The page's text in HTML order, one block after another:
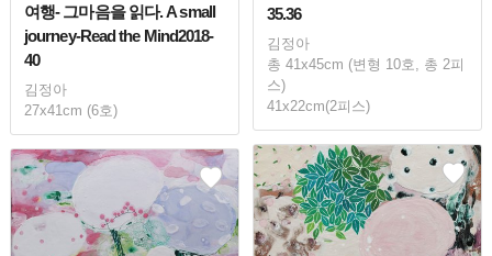
35.36
김정아
총 41x45cm (변형 10호, 총 2피
스)
41x22cm(2피스)
여행- 그마음을 읽다. A small
journey-Read the Mind2018-
40
김정아
27x41cm (6호)